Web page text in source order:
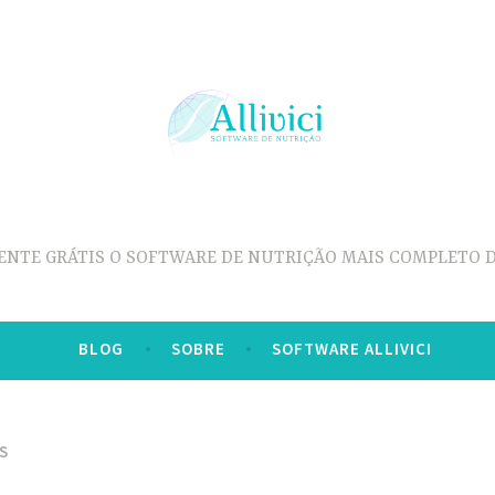
GRÁTIS O SOFTWARE DE NUTRIÇÃO MAIS COMPLETO
BLOG SOBRE SOFTWARE ALLIVICI